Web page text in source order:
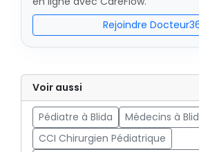
Rejoindre
Voir aussi
Pédiatre à Blida
Médecins à
CCI Chirurgien Pédiatrique